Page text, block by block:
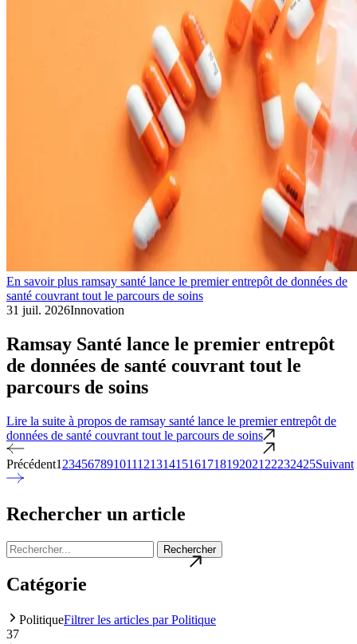
En savoir plus ramsay santé lance le premier entrepôt de données de
santé couvrant tout le parcours de soins
31 juil. 2026Innovation
Ramsay Santé lance le premier entrepôt
de données de santé couvrant tout le
parcours de soins
Lire la suite à propos de ramsay santé lance le premier entrepôt de
données de santé couvrant tout le parcours de soins
Précédent1 23456789101112131415161718192021 22232425Suivant
Rechercher un article
Rechercher
Catégorie
PolitiqueFiltrer les articles par Politique
37